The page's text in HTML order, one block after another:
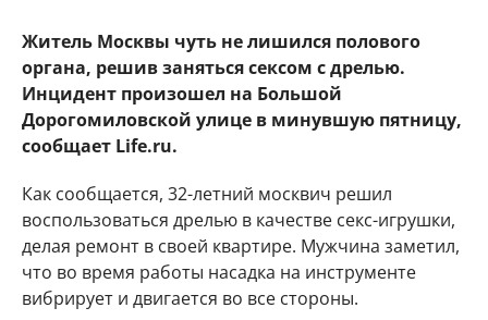
Житель Москвы чуть не лишился полового
органа, решив заняться сексом с дрелью.
Инцидент произошел на Большой
Дорогомиловской улице в минувшую пятницу,
сообщает Life.ru.
Как сообщается, 32-летний москвич решил
воспользоваться дрелью в качестве секс-игрушки,
делая ремонт в своей квартире. Мужчина заметил,
что во время работы насадка на инструменте
вибрирует и двигается во все стороны.